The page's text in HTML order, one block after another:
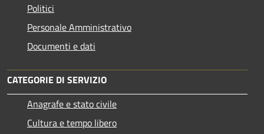
Politici
Personale Amministrativo
Documenti e dati
CATEGORIE DI SERVIZIO
Anagrafe e stato civile
Cultura e tempo libero